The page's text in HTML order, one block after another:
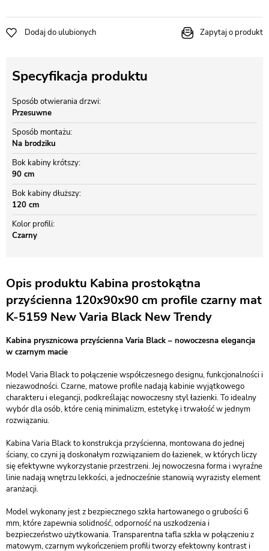
Dodaj do ulubionych Zapytaj o produkt
Specyfikacja produktu
Sposób otwierania drzwi
Przesuwne
Sposób montażu
Na brodziku
Bok kabiny krótszy
90 cm
Bok kabiny dłuższy
120 cm
Kolor profili
Czarny
Opis produktu Kabina prostokątna
przyścienna 120x90x90 cm profile czarny mat
K-5159 New Varia Black New Trendy
Kabina prysznicowa przyścienna Varia Black – nowoczesna elegancja
w czarnym macie
Model Varia Black to połączenie współczesnego designu, funkcjonalności i
niezawodności. Czarne, matowe profile nadają kabinie wyjątkowego
charakteru i elegancji, podkreślając nowoczesny styl łazienki. To idealny
wybór dla osób, które cenią minimalizm, estetykę i trwałość w jednym
rozwiązaniu.
Kabina Varia Black to konstrukcja przyścienna, montowana do jednej
ściany, co czyni ją doskonałym rozwiązaniem do łazienek, w których liczy
się efektywne wykorzystanie przestrzeni. Jej nowoczesna forma i wyraźne
linie nadają wnętrzu lekkości, a jednocześnie stanowią wyrazisty element
aranżacji.
Model wykonany jest z bezpiecznego szkła hartowanego o grubości 6
mm, które zapewnia solidność, odporność na uszkodzenia i
bezpieczeństwo użytkowania. Transparentna tafla szkła w połączeniu z
matowym, czarnym wykończeniem profili tworzy efektowny kontrast i